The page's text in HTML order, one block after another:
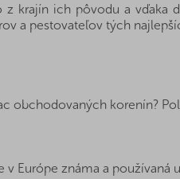
z krajín ich pôvodu a
a pestovateľov tých
obchodovaných korenín?
Európe známa a používaná